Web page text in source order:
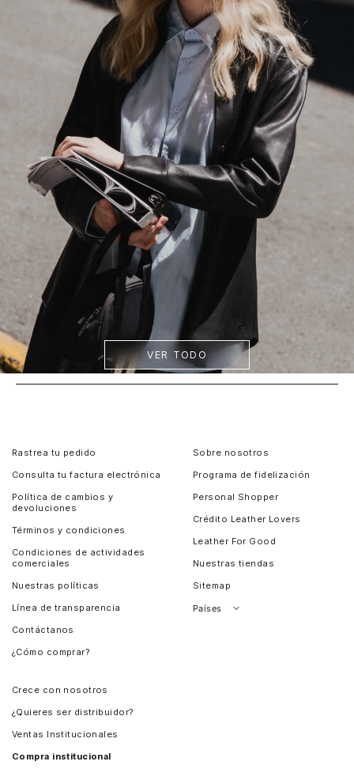
VER TODO
Rastrea tu pedido
Consulta tu factura electrónica
Política de cambios y
devoluciones
Términos y condiciones
Condiciones de actividades
comerciales
Nuestras políticas
Línea de transparencia
Contáctanos
¿Cómo comprar?
Sobre nosotros
Programa de fidelización
Personal Shopper
Crédito Leather Lovers
Leather For Good
Nuestras tiendas
Sitemap
Países
Crece con nosotros
¿Quieres ser distribuidor?
Ventas Institucionales
Compra institucional